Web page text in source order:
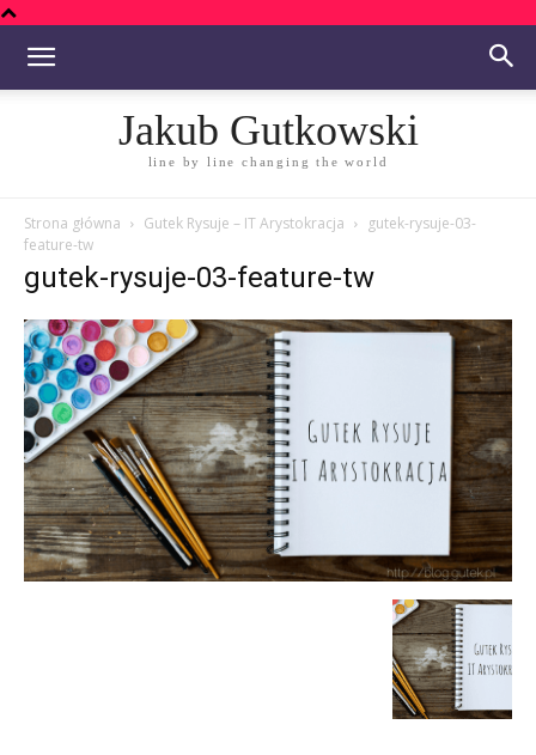
Jakub Gutkowski
line by line changing the world
Strona główna Gutek Rysuje – IT Arystokracja
gutek-rysuje-03-
feature-tw
gutek-rysuje-03-feature-tw